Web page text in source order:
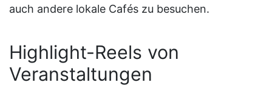
auch andere lokale Cafés zu besuchen.
Highlight-Reels von
Veranstaltungen